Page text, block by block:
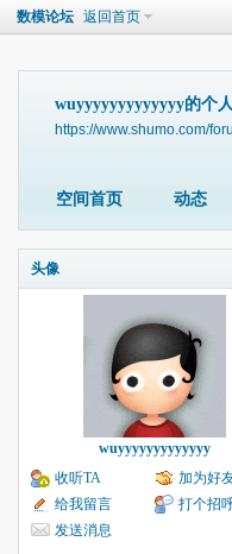
数模论坛 返回首页
wuyyyyyyyyyyyyy的个
https://www.shumo.com/
空间首页 动态
头像
wuyyyyyyyyyyyyy
收听TA
加为好
给我留言
打个招
发送消息